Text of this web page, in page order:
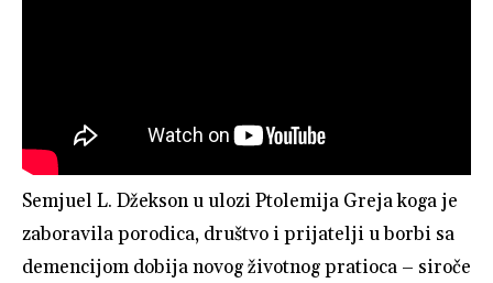
Semjuel L. Džekson u ulozi Ptolemija Greja koga je
zaboravila porodica, društvo i prijatelji u borbi sa
demencijom dobija novog životnog pratioca – siroče